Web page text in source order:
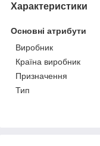
Характеристики
Основні атрибути
Виробник
Країна виробник
Призначення
Тип